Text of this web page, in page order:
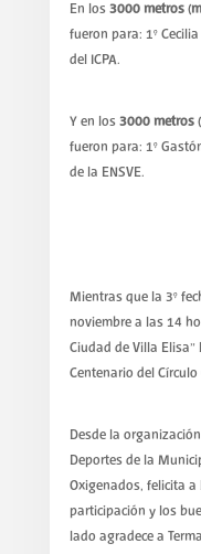
En los 3000 metros
fueron para: 1°
del ICPA.
Y en los 3000 metros
fueron para: 1°
de la ENSVE.
Mientras que la 3°
noviembre a las 14
Ciudad de Villa Elisa”
Centenario del
Desde la
Deportes de la
Oxigenados, felicita a
participación y los
lado agradece a